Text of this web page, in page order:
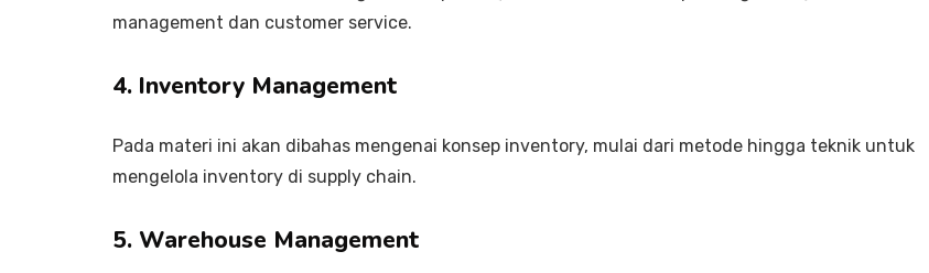
management dan customer service.
4. Inventory Management
Pada materi ini akan dibahas mengenai konsep inventory, mulai dari metode hingga teknik untuk
mengelola inventory di supply chain.
5. Warehouse Management